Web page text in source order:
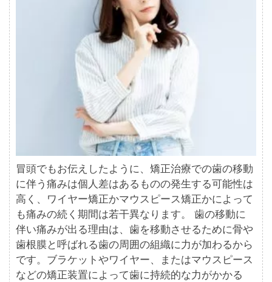
冒頭でもお伝えしたように、矯正治療での歯の移動
に伴う痛みは個人差はあるものの発生する可能性は
高く、ワイヤー矯正かマウスピース矯正かによって
も痛みの続く期間は若干異なります。 歯の移動に
伴い痛みが出る理由は、歯を移動させるために骨や
歯根膜と呼ばれる歯の周囲の組織に力が加わるから
です。ブラケットやワイヤー、またはマウスピース
などの矯正装置によって歯に持続的な力がかかる